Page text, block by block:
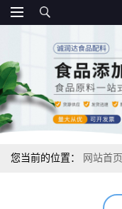
您当前的位置： 网站首页